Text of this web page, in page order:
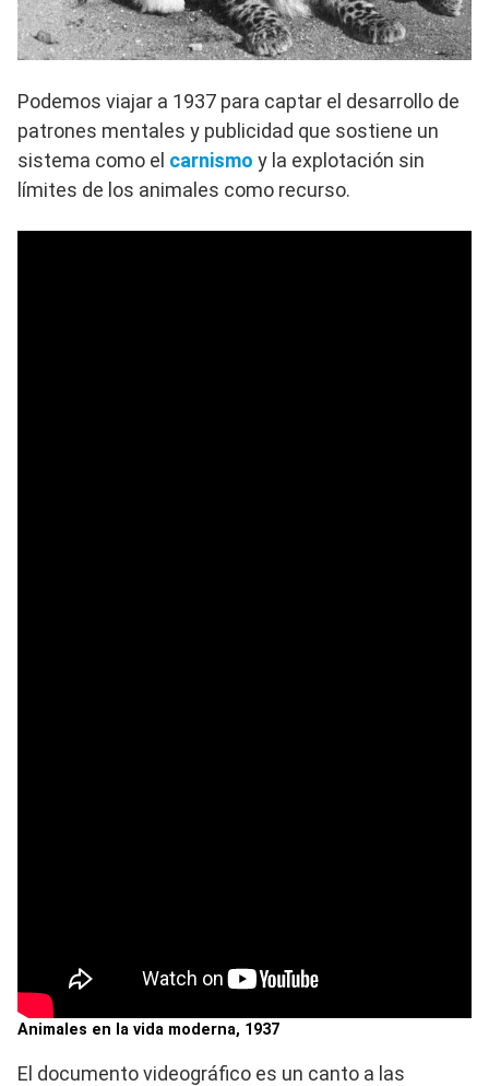
Podemos viajar a 1937 para captar el desarrollo de
patrones mentales y publicidad que sostiene un
sistema como el carnismo y la explotación sin
límites de los animales como recurso.
Animales en la vida moderna, 1937
El documento videográfico es un canto a las